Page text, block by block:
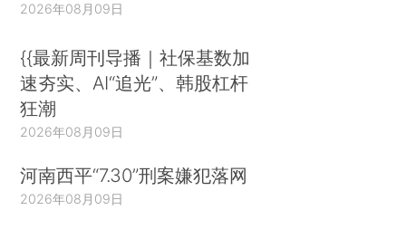
2026年08月09日
{{最新周刊导播｜社保基数加
速夯实、AI“追光”、韩股杠杆
狂潮
2026年08月09日
河南西平“7.30”刑案嫌犯落网
2026年08月09日